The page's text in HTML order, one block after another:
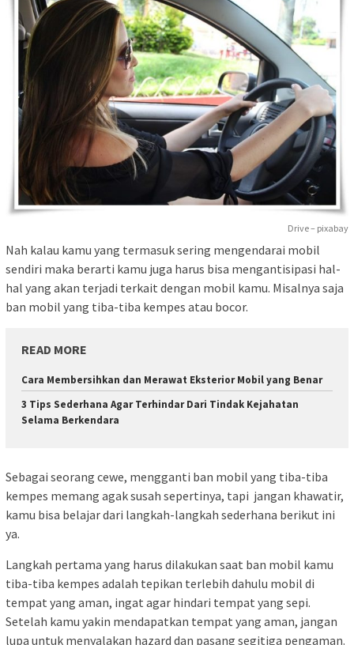
Drive – pixabay
Nah kalau kamu yang termasuk sering mengendarai mobil
sendiri maka berarti kamu juga harus bisa mengantisipasi hal-
hal yang akan terjadi terkait dengan mobil kamu. Misalnya saja
ban mobil yang tiba-tiba kempes atau bocor.
READ MORE
Cara Membersihkan dan Merawat Eksterior Mobil yang Benar
3 Tips Sederhana Agar Terhindar Dari Tindak Kejahatan
Selama Berkendara
Sebagai seorang cewe, mengganti ban mobil yang tiba-tiba
kempes memang agak susah sepertinya, tapi jangan khawatir,
kamu bisa belajar dari langkah-langkah sederhana berikut ini
ya.
Langkah pertama yang harus dilakukan saat ban mobil kamu
tiba-tiba kempes adalah tepikan terlebih dahulu mobil di
tempat yang aman, ingat agar hindari tempat yang sepi.
Setelah kamu yakin mendapatkan tempat yang aman, jangan
lupa untuk menyalakan hazard dan pasang segitiga pengaman.